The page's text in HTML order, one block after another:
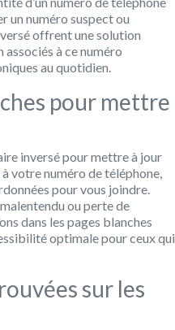
un numéro suspect ou
offrent une solution
à ce numéro
au quotidien.
pour mettre
inversé pour mettre à jour
votre numéro de téléphone,
pour vous joindre.
ou perte de
dans les pages blanches
optimale pour ceux qui
sur les